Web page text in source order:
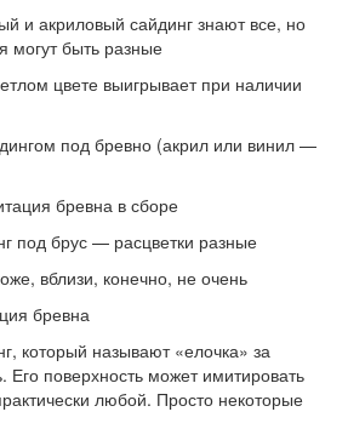
и акриловый сайдинг знают все, но
могут быть разные
цвете выигрывает при наличии
под бревно (акрил или винил —
бревна в сборе
под брус — расцветки разные
вблизи, конечно, не очень
бревна
который называют «елочка» за
поверхность может имитировать
любой. Просто некоторые